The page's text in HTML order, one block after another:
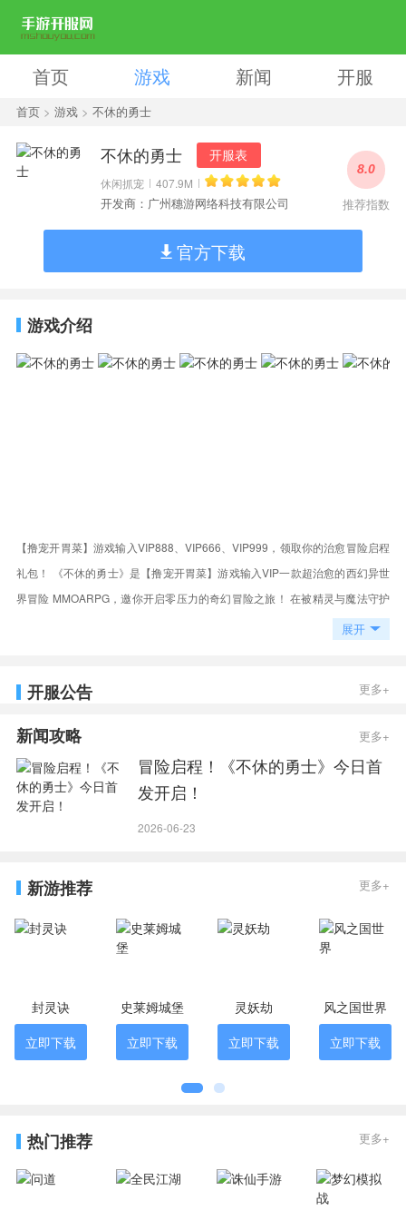
首页 游戏 新闻 开服
首页> 游戏> 不休的勇士
不休的勇士 开服表
休闲抓宠 407.9M
开发商：广州穗游网络科技有限公司
8.0
推荐指数
官方下载
游戏介绍
【撸宠开胃菜】游戏输入VIP888、VIP666、VIP999，领取你的治愈冒险启程
礼包！ 《不休的勇士》是【撸宠开胃菜】游戏输入VIP一款超治愈的西幻异世
界冒险 MMOARPG，邀你开启零压力的奇幻冒险之旅！ 在被精灵与魔法守护
的软萌异世界，你将从宁静的风花村出发，和可爱的精灵伙伴结伴，踏遍圣约
展开
开服公告 更多+
新闻攻略 更多+
冒险启程！《不休的勇士》今日首
发开启！
2026-06-23
新游推荐 更多+
封灵诀
立即下载
史莱姆城堡
立即下载
灵妖劫
立即下载
风之国世界
立即下载
热门推荐 更多+